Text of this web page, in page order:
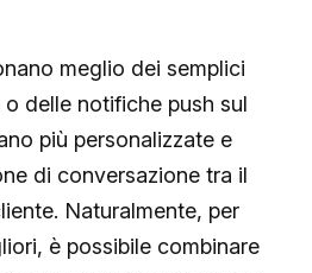
meglio dei semplici
delle notifiche push sul
più personalizzate e
di conversazione tra il
Naturalmente, per
è possibile combinare